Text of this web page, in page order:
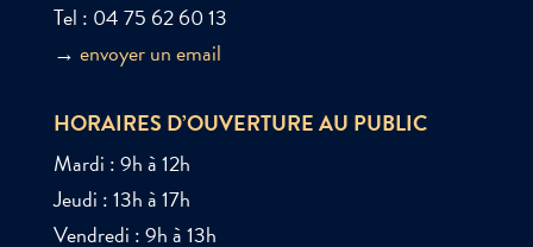
Tel : 04 75 62 60 13
→ envoyer un email
HORAIRES D’OUVERTURE AU PUBLIC
Mardi : 9h à 12h
Jeudi : 13h à 17h
Vendredi : 9h à 13h